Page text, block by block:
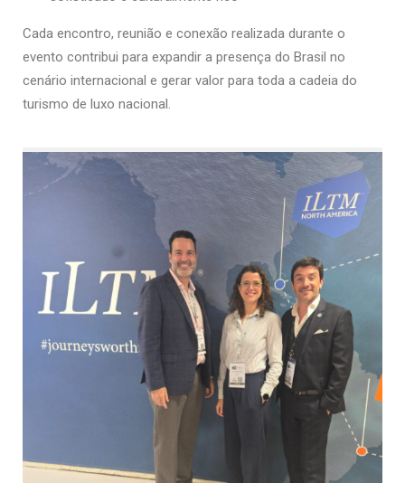
Cada encontro, reunião e conexão realizada durante o
evento contribui para expandir a presença do Brasil no
cenário internacional e gerar valor para toda a cadeia do
turismo de luxo nacional.